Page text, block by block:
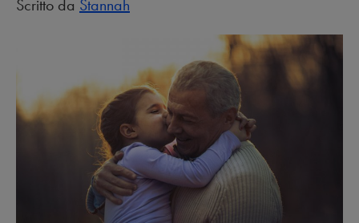
Scritto da Stannah